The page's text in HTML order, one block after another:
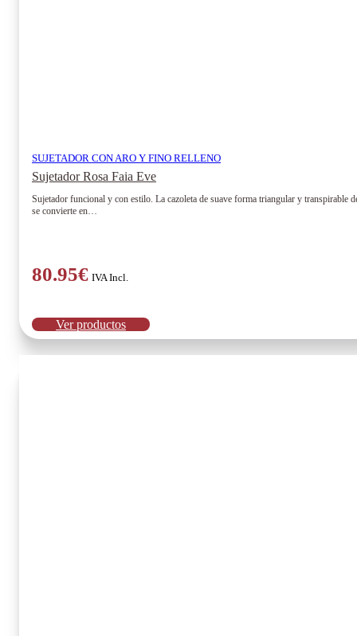
SUJETADOR CON ARO Y FINO RELLENO
Sujetador Rosa Faia Eve
Sujetador funcional y con estilo. La cazoleta de suave forma triangular y transpirable
se convierte en…
80.95€ IVA Incl.
Ver productos